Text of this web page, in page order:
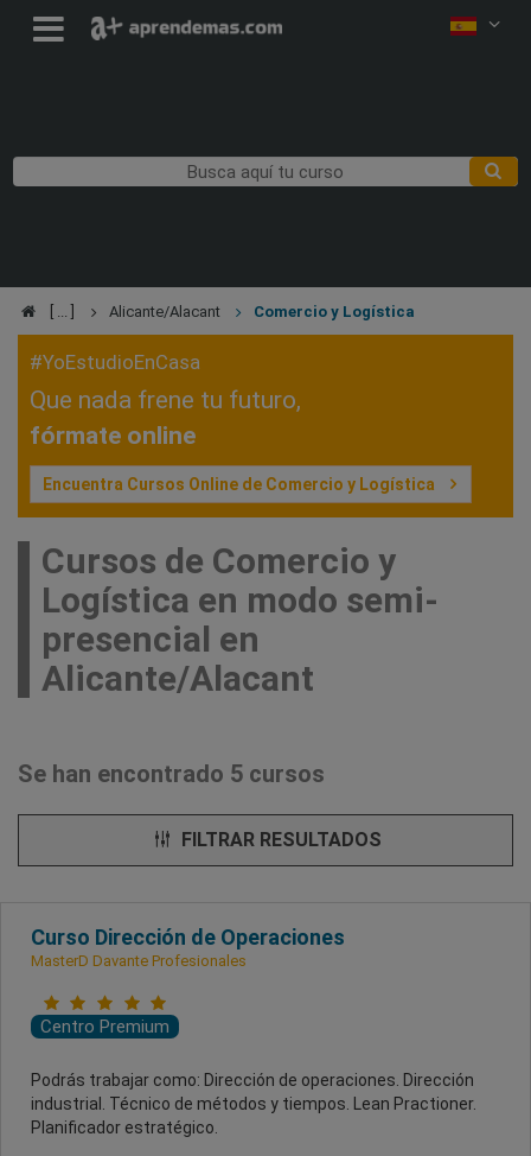
Alicante/Alacant Comercio y Logística
#YoEstudioEnCasa
Que nada frene tu futuro,
fórmate online
Encuentra Cursos Online de Comercio y Logística
Cursos de Comercio y
Logística en modo semi-
presencial en
Alicante/Alacant
Se han encontrado 5 cursos
FILTRAR RESULTADOS
Curso Dirección de Operaciones
MasterD Davante Profesionales
Centro Premium
Podrás trabajar como: Dirección de operaciones. Dirección
industrial. Técnico de métodos y tiempos. Lean Practioner.
Planificador estratégico.